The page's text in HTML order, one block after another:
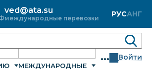
ved@ata.su
международные перевозки РУСАНГ
МЕЖДУНАРОДНЫЕ
... Войти